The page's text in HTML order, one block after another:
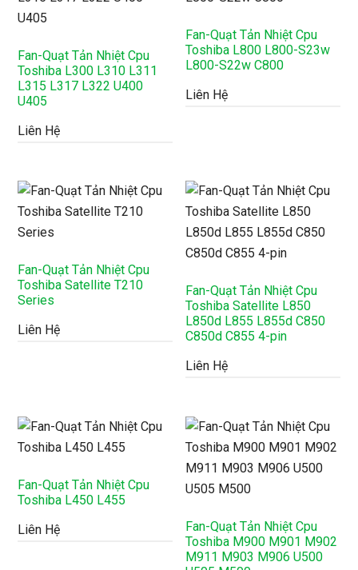
Fan-Quạt Tản Nhiệt Cpu
Toshiba L300 L310 L311
L315 L317 L322 U400
U405
Liên Hệ
Fan-Quạt Tản Nhiệt Cpu
Toshiba L800 L800-S23w
L800-S22w C800
Liên Hệ
Fan-Quạt Tản Nhiệt Cpu
Toshiba Satellite T210
Series
Liên Hệ
Fan-Quạt Tản Nhiệt Cpu
Toshiba Satellite L850
L850d L855 L855d C850
C850d C855 4-pin
Liên Hệ
Fan-Quạt Tản Nhiệt Cpu
Toshiba L450 L455
Liên Hệ
Fan-Quạt Tản Nhiệt Cpu
Toshiba M900 M901 M902
M911 M903 M906 U500